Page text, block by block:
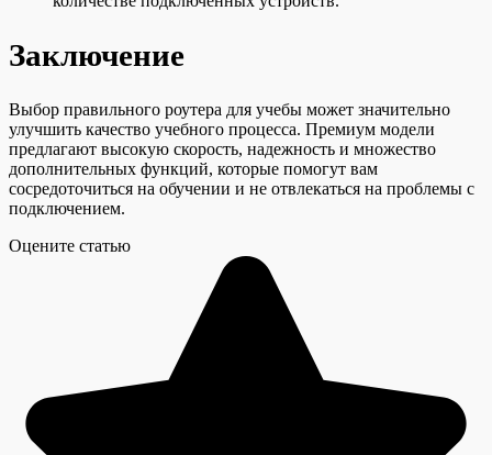
Заключение
Выбор правильного роутера для учебы может значительно
улучшить качество учебного процесса. Премиум модели
предлагают высокую скорость, надежность и множество
дополнительных функций, которые помогут вам
сосредоточиться на обучении и не отвлекаться на проблемы с
подключением.
Оцените статью